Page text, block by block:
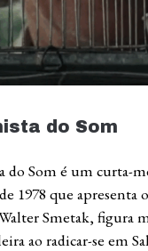
do Som
do Som é um curta-
1978 que apresenta
Smetak, figura
ao radicar-se em